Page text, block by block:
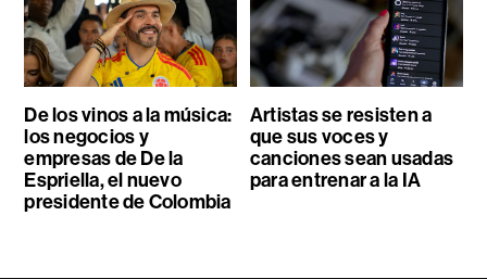
De los vinos a la música:
los negocios y
empresas de De la
Espriella, el nuevo
presidente de Colombia
Artistas se resisten a
que sus voces y
canciones sean usadas
para entrenar a la IA